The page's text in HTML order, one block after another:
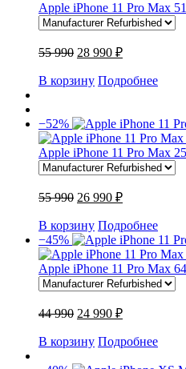
Apple iPhone 11 Pro Max
55 990 28 990 ₽
В корзину Подробнее
−52%
Apple iPhone 11 Pro Max
55 990 26 990 ₽
В корзину Подробнее
−45%
Apple iPhone 11 Pro Max
44 990 24 990 ₽
В корзину Подробнее